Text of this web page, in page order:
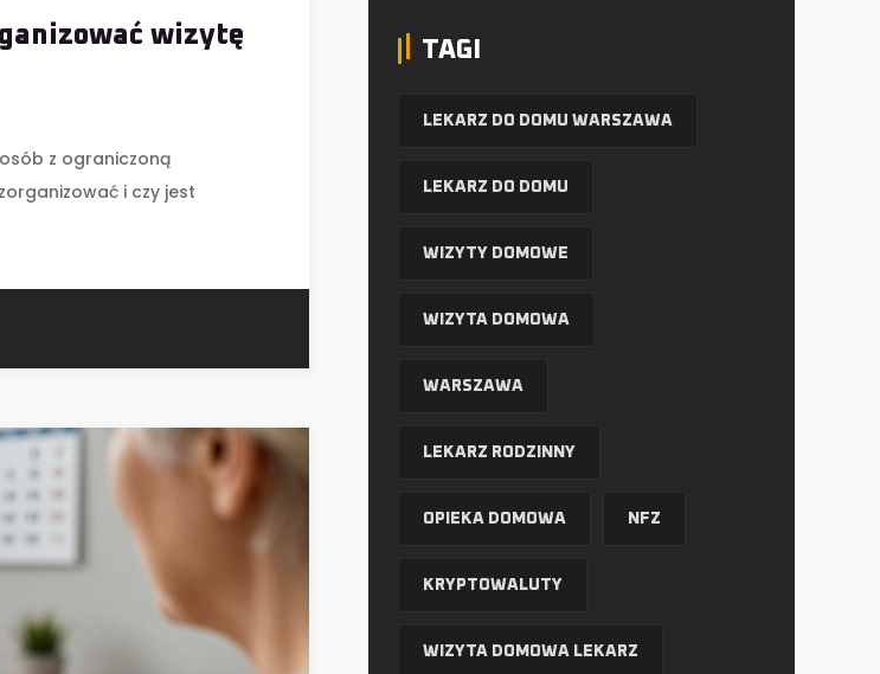
wizytę
z ograniczoną
i czy jest
TAGI
LEKARZ DO DOMU WARSZAWA
LEKARZ DO DOMU
WIZYTY DOMOWE
WIZYTA DOMOWA
WARSZAWA
LEKARZ RODZINNY
OPIEKA DOMOWA NFZ
KRYPTOWALUTY
WIZYTA DOMOWA LEKARZ